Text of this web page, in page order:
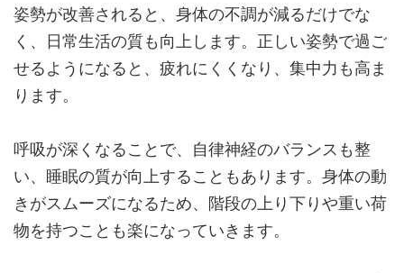
姿勢が改善されると、身体の不調が減るだけでな
く、日常生活の質も向上します。正しい姿勢で過ご
せるようになると、疲れにくくなり、集中力も高ま
ります。
呼吸が深くなることで、自律神経のバランスも整
い、睡眠の質が向上することもあります。身体の動
きがスムーズになるため、階段の上り下りや重い荷
物を持つことも楽になっていきます。